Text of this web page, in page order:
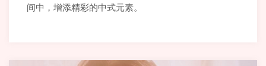
间中，增添精彩的中式元素。